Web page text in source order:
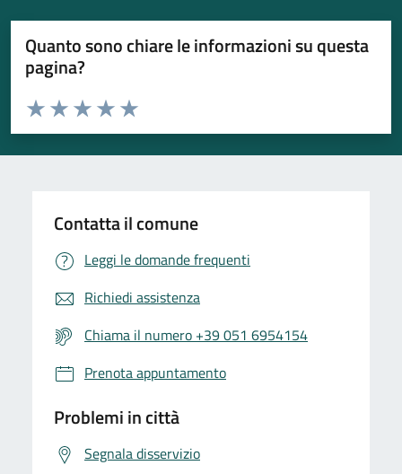
Quanto sono chiare le informazioni su questa
pagina?
Valuta da 1 a 5 stelle la pagina
Valuta 5 stelle su 5
Valuta 4 stelle su 5
Valuta 3 stelle su 5
Valuta 2 stelle su 5
Valuta 1 stelle su 5
Contatta il comune
Leggi le domande frequenti
Richiedi assistenza
Chiama il numero +39 051 6954154
Prenota appuntamento
Problemi in città
Segnala disservizio